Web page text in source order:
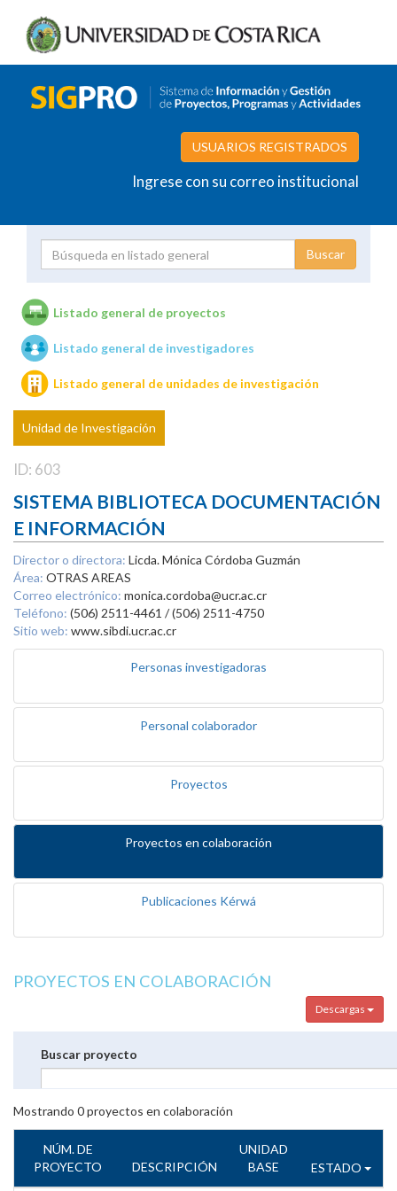
USUARIOS REGISTRADOS
Ingrese con su correo institucional
Unidades de investigación
Listado general de proyectos
Listado general de investigadores
Listado general de unidades de investigación
Unidad de Investigación
ID: 603
SISTEMA BIBLIOTECA DOCUMENTACIÓN
E INFORMACIÓN
Director o directora: Licda. Mónica Córdoba Guzmán
Área: OTRAS AREAS
Correo electrónico: monica.cordoba@ucr.ac.cr
Teléfono: (506) 2511-4461 / (506) 2511-4750
Sitio web: www.sibdi.ucr.ac.cr
Personas investigadoras
Personal colaborador
Proyectos
Proyectos en colaboración
Publicaciones Kérwá
PROYECTOS EN COLABORACIÓN
Descargas
Buscar proyecto
Mostrando 0proyectos en colaboración
NÚM. DE
PROYECTO
DESCRIPCIÓN
UNIDAD
BASE
ESTADO